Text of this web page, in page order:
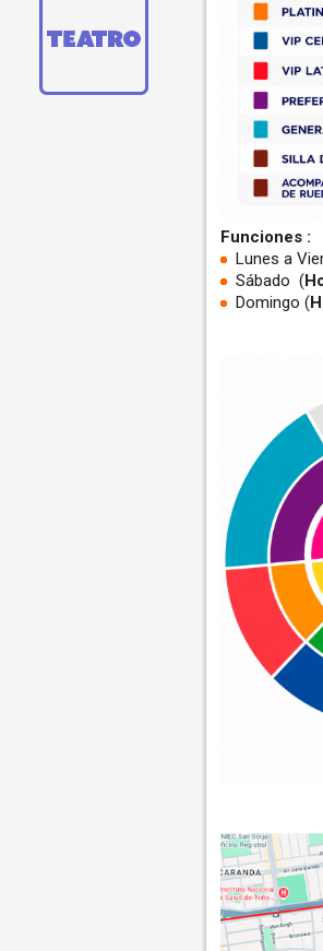
Funciones :
Lunes a
Sábado (
Domingo (